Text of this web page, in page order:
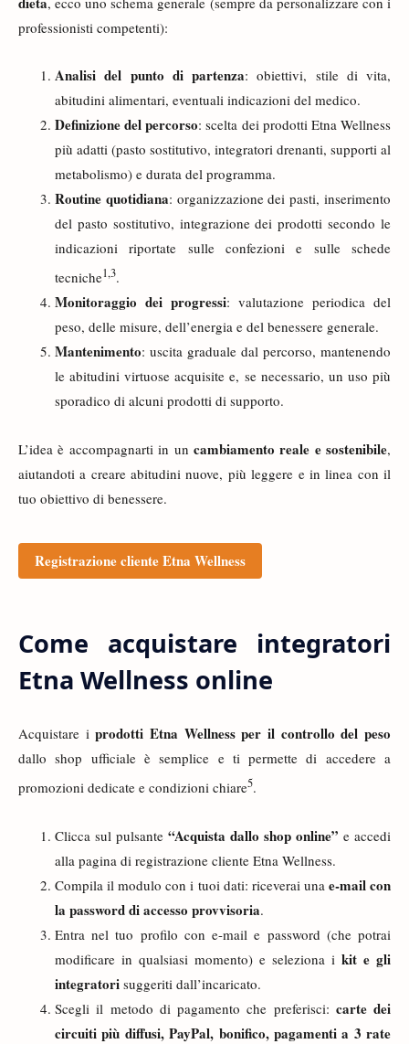
professionisti competenti):
Analisi del punto di partenza: obiettivi, stile di vita,
abitudini alimentari, eventuali indicazioni del medico.
Definizione del percorso: scelta dei prodotti Etna Wellness
più adatti (pasto sostitutivo, integratori drenanti, supporti al
metabolismo) e durata del programma.
Routine quotidiana: organizzazione dei pasti, inserimento
del pasto sostitutivo, integrazione dei prodotti secondo le
indicazioni riportate sulle confezioni e sulle schede
tecniche1,3.
Monitoraggio dei progressi: valutazione periodica del
peso, delle misure, dell’energia e del benessere generale.
Mantenimento: uscita graduale dal percorso, mantenendo
le abitudini virtuose acquisite e, se necessario, un uso più
sporadico di alcuni prodotti di supporto.
L’idea è accompagnarti in un cambiamento reale e sostenibile,
aiutandoti a creare abitudini nuove, più leggere e in linea con il
tuo obiettivo di benessere.
Registrazione cliente Etna Wellness
Come acquistare integratori
Etna Wellness online
Acquistare iprodotti Etna Wellness per il controllo del peso
dallo shop ufficiale è semplice e ti permette di accedere a
promozioni dedicate e condizioni chiare5.
Clicca sul pulsante “Acquista dallo shop online” e accedi
alla pagina di registrazione cliente Etna Wellness.
Compila il modulo con i tuoi dati: riceverai una e-mail con
la password di accesso provvisoria.
Entra nel tuo profilo con e-mail e password (che potrai
modificare in qualsiasi momento) e seleziona i kit e gli
integratori suggeriti dall’incaricato.
Scegli il metodo di pagamento che preferisci: carte dei
circuiti più diffusi, PayPal, bonifico, pagamenti a 3 rate